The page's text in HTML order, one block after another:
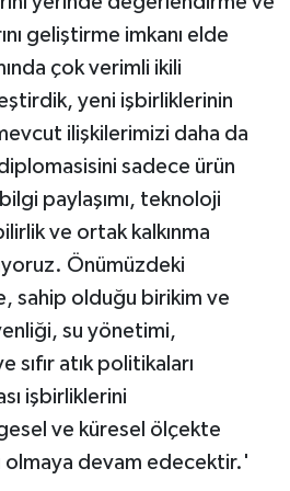
geliştirme imkanı elde
çok verimli ikili
yeni işbirliklerinin
ilişkilerimizi daha da
sadece ürün
paylaşımı, teknoloji
ve ortak kalkınma
Önümüzdeki
sahip olduğu birikim ve
su yönetimi,
sıfır atık politikaları
işbirliklerini
ve küresel ölçekte
olmaya devam edecektir.'